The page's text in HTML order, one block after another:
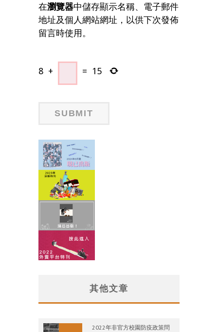
在瀏覽器中儲存顯示名稱、電子郵件
地址及個人網站網址，以供下次發佈
留言時使用。
8 + = 15
其他文章
2022年非官方校園防疫政策問